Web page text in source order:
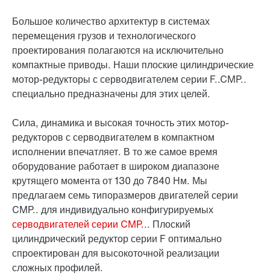
Большое количество архитектур в системах
перемещения грузов и технологического
проектирования полагаются на исключительно
компактные приводы. Наши плоские цилиндрические
мотор-редукторы с серводвигателем серии F..CMP..
специально предназначены для этих целей.
Сила, динамика и высокая точность этих мотор-
редукторов с серводвигателем в компактном
исполнении впечатляет. В то же самое время
оборудование работает в широком диапазоне
крутящего момента от 130 до 7840 Нм. Мы
предлагаем семь типоразмеров двигателей серии
CMP.. для индивидуально конфигурируемых
серводвигателей серии CMP... Плоский
цилиндрический редуктор серии F оптимально
спроектирован для высокоточной реализации
сложных профилей.